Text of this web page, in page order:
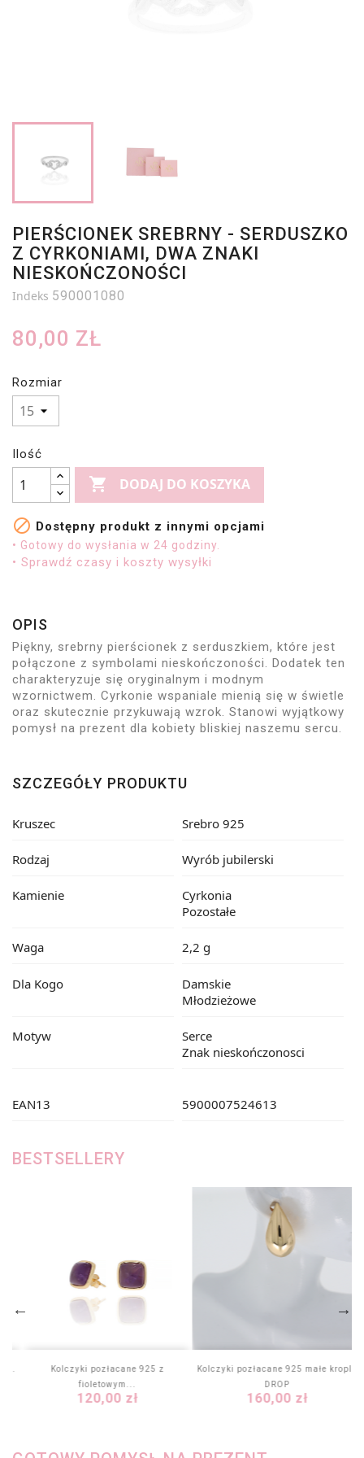
PIERŚCIONEK SREBRNY - SERDUSZKO
Z CYRKONIAMI, DWA ZNAKI
NIESKOŃCZONOŚCI
Indeks 590001080
80,00 ZŁ
Rozmiar
Ilość
 DODAJ DO KOSZYKA
 Dostępny produkt z innymi opcjami
• Gotowy do wysłania w 24 godziny.
• Sprawdź czasy i koszty wysyłki
OPIS
Piękny, srebrny pierścionek z serduszkiem, które jest
połączone z symbolami nieskończoności. Dodatek ten
charakteryzuje się oryginalnym i modnym
wzornictwem. Cyrkonie wspaniale mienią się w świetle
oraz skutecznie przykuwają wzrok. Stanowi wyjątkowy
pomysł na prezent dla kobiety bliskiej naszemu sercu.
SZCZEGÓŁY PRODUKTU
Kruszec Srebro 925
Rodzaj Wyrób jubilerski
Kamienie
Cyrkonia
Pozostałe
Waga 2,2 g
Dla Kogo
Damskie
Młodzieżowe
Motyw
Serce
Znak nieskończonosci
EAN13 5900007524613
BESTSELLERY
Kolczyki pozłacane 925 z
fioletowym...
Cena
120,00 zł
Kolczyki pozłacane 925 małe krople
DROP
Cena
160,00 zł